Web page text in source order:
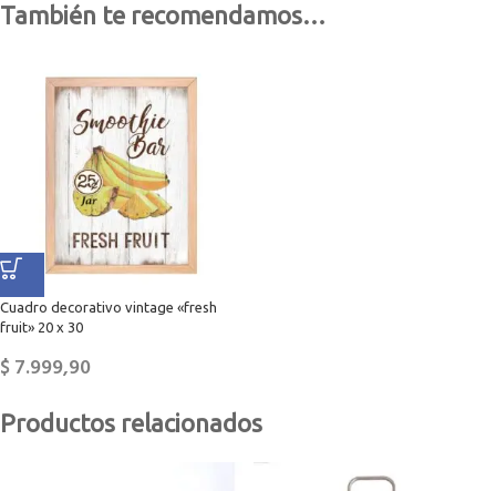
También te recomendamos…
Cuadro decorativo vintage «fresh
fruit» 20 x 30
$7.999,90
Productos relacionados